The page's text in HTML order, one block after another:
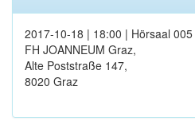
2017-10-18 | 18:00 | Hörsaal 005
FH JOANNEUM Graz,
Alte Poststraße 147,
8020 Graz